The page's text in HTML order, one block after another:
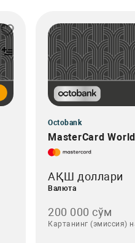
Octobank
MasterCard
АҚШ доллари
Валюта
200 000 сўм
Картанинг (эмиссия)